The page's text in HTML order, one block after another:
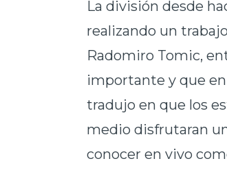
La división desde
realizando un
Radomiro Tomic,
importante y que
tradujo en que los
medio disfrutaran
conocer en vivo